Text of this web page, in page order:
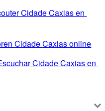
Cidade Caxias en
Cidade Caxias online
Cidade Caxias en